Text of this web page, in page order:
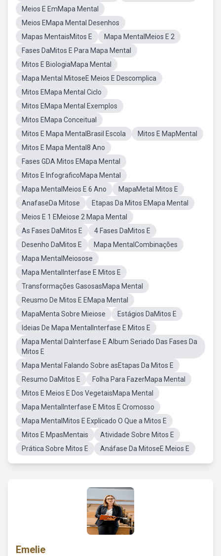
Meios E EmMapa Mental
Meios EMapa Mental Desenhos
Mapas MentaisMitos E
Mapa MentalMeios E 2
Fases DaMitos E Para Mapa Mental
Mitos E BiologiaMapa Mental
Mapa Mental MitoseE Meios E Descomplica
Mitos EMapa Mental Ciclo
Mitos EMapa Mental Exemplos
Mitos EMapa Conceitual
Mitos E Mapa MentalBrasil Escola
Mitos E MapMental
Mitos E Mapa Mental8 Ano
Fases GDA Mitos EMapa Mental
Mitos E InfograficoMapa Mental
Mapa MentalMeios E 6 Ano
MapaMetal Mitos E
AnafaseDa Mitose
Etapas Da Mitos EMapa Mental
Meios E 1 EMeiose 2 Mapa Mental
As Fases DaMitos E
4 Fases DaMitos E
Desenho DaMitos E
Mapa MentalCombinações
Mapa MentalMeiosose
Mapa MentalInterfase E Mitos E
Transformações GasosasMapa Mental
Reusmo De Mitos E EMapa Mental
MapaMenta Sobre Mieiose
Estágios DaMitos E
Ideias De Mapa MentalInterfase E Mitos E
Mapa Mental DaInterfase E Album Seriado Das Fases Da
Mitos E
Mapa Mental Falando Sobre asEtapas Da Mitos E
Resumo DaMitos E
Folha Para FazerMapa Mental
Mitos E Meios E Dos VegetaisMapa Mental
Mapa MentalInterfase E Mitos E Cromosso
Mapa MentalMitos E Explicado O Que a Mitos E
Mitos E MpasMentais
Atividade Sobre Mitos E
Prática Sobre Mitos E
Anáfase Da MitoseE Meios E
Emelie